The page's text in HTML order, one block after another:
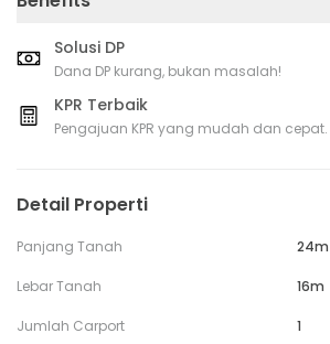
Solusi DP
Dana DP kurang, bukan masalah!
KPR Terbaik
Pengajuan KPR yang mudah dan cepat.
Detail Properti
Panjang Tanah 24m
Lebar Tanah 16m
Jumlah Carport 1